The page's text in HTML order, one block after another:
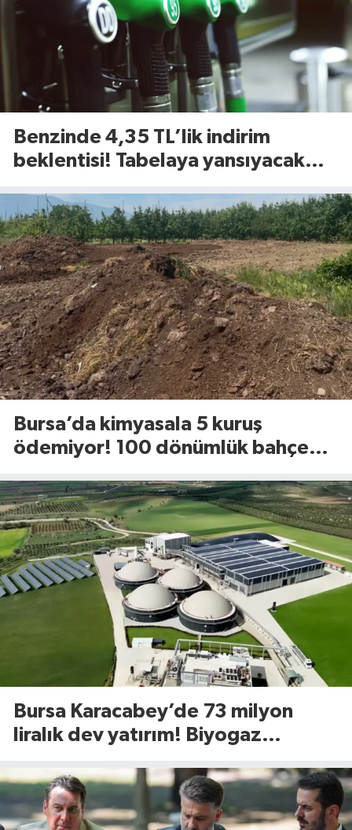
Benzinde 4,35 TL’lik indirim
beklentisi! Tabelaya yansıyacak
Bursa’da kimyasala 5 kuruş
ödemiyor! 100 dönümlük bahçede
Bursa Karacabey’de 73 milyon
liralık dev yatırım! Biyogaz
yükseliyor